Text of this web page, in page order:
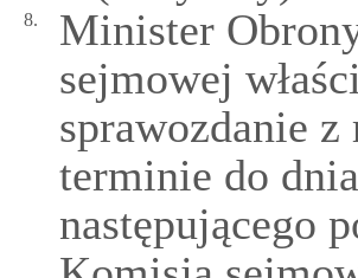
8.
Minister
sejmowej
sprawozdanie
terminie do
następującego